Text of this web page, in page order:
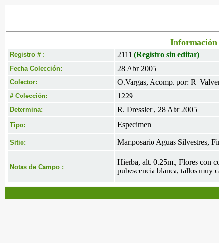
Información
Registro # : 2111 (Registro sin editar)
Fecha Colección: 28 Abr 2005
Colector: O.Vargas, Acomp. por: R.
# Colección: 1229
Determina: R. Dressler , 28 Abr 2005
Tipo: Especimen
Sitio: Mariposario Aguas Silvestres,
Notas de Campo :
Hierba, alt. 0.25m., Flores con
pubescencia blanca, tallos muy